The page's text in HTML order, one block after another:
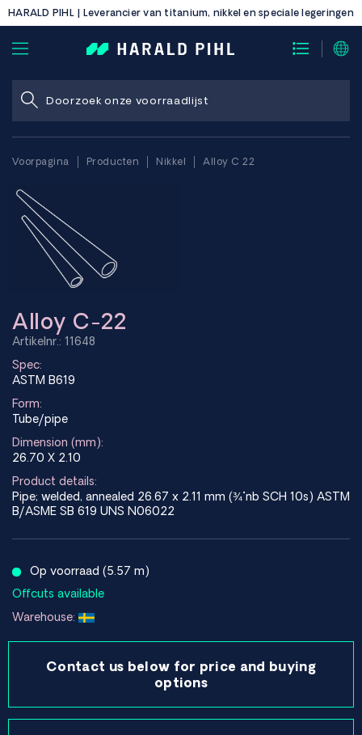
HARALD PIHL | Leverancier van titanium, nikkel en speciale legeringen
Voorpagina Producten Nikkel Alloy C 22
Alloy C-22
Artikelnr.: 11648
Spec:
ASTM B619
Form:
Tube/pipe
Dimension (mm):
26.70 X 2.10
Product details:
Pipe; welded, annealed 26.67 x 2.11 mm (¾"nb SCH 10s) ASTM
B/ASME SB 619 UNS N06022
Op voorraad (5.57 m)
Offcuts available
Warehouse:
Contact us below for price and buying
options